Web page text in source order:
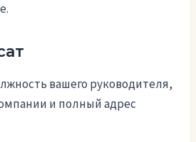
вашего руководителя,
и полный адрес